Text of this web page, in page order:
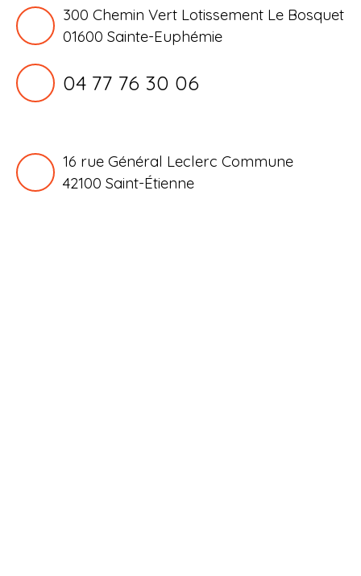
300 Chemin Vert Lotissement Le Bosquet
01600 Sainte-Euphémie
04 77 76 30 06
16 rue Général Leclerc Commune
42100 Saint-Étienne